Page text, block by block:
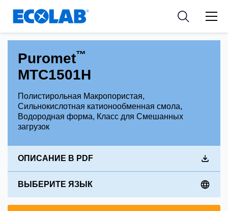
Resources
Applications
Medical Devices and Diagnostics
News & Events
Tools
Puromet™
MTC1501H
Полистирольная Макропористая,
Сильнокислотная катионообменная смола,
Водородная форма, Класс для Смешанных
загрузок
ОПИСАНИЕ В PDF
ВЫБЕРИТЕ ЯЗЫК